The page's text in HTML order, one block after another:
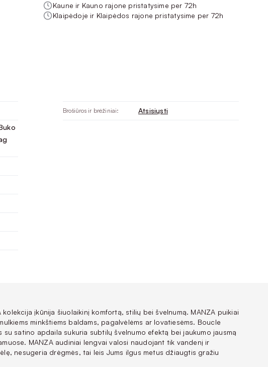
Kaune ir Kauno rajone pristatysime per 72h
Klaipėdoje ir Klaipėdos rajone pristatysime per 72h
Brošiūros ir brėžiniai: Atsisiųsti
kolekcija įkūnija šiuolaikinį komfortą, stilių bei švelnumą. MANZA puikiai
minkštiems baldams, pagalvėlėms ar lovatiesėms. Boucle
su satino apdaila sukuria subtilų švelnumo efektą bei jaukumo jausmą
MANZA audiniai lengvai valosi naudojant tik vandenį ir
nesugeria drėgmės, tai leis Jums ilgus metus džiaugtis gražiu